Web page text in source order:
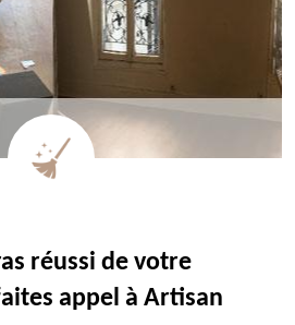
réussi de votre
appel à Artisan